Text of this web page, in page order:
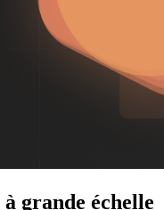
grande échelle